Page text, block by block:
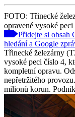
FOTO: Třinecké
opravené vysoké peci
Přidejte si obsah
hledání a Google
Třinecké železárny
vysoké peci číslo 4,
kompletní opravu.
nepřetržitého
milionů korun.